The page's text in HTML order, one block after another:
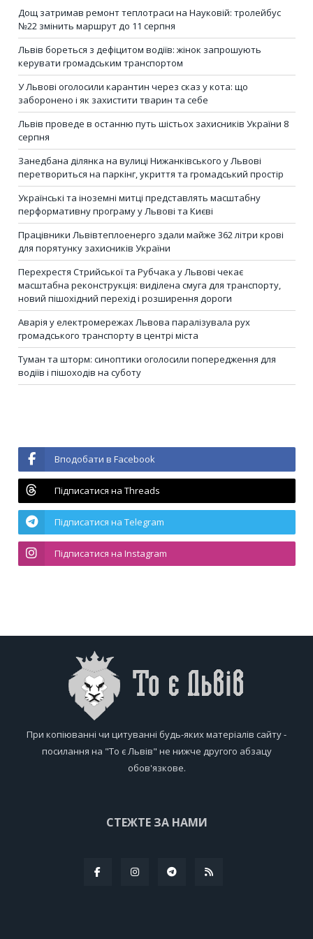
Дощ затримав ремонт теплотраси на Науковій: тролейбус
№22 змінить маршрут до 11 серпня
Львів бореться з дефіцитом водіїв: жінок запрошують
керувати громадським транспортом
У Львові оголосили карантин через сказ у кота: що
заборонено і як захистити тварин та себе
Львів проведе в останню путь шістьох захисників України 8
серпня
Занедбана ділянка на вулиці Нижанківського у Львові
перетвориться на паркінг, укриття та громадський простір
Українські та іноземні митці представлять масштабну
перформативну програму у Львові та Києві
Працівники Львівтеплоенерго здали майже 362 літри крові
для порятунку захисників України
Перехрестя Стрийської та Рубчака у Львові чекає
масштабна реконструкція: виділена смуга для транспорту,
новий пішохідний перехід і розширення дороги
Аварія у електромережах Львова паралізувала рух
громадського транспорту в центрі міста
Туман та шторм: синоптики оголосили попередження для
водіїв і пішоходів на суботу
Вподобати в Facebook
Підписатися на Threads
Підписатися на Telegram
Підписатися на Instagram
При копіюванні чи цитуванні будь-яких матеріалів сайту -
посилання на "То є Львів" не нижче другого абзацу
обов'язкове.
СТЕЖТЕ ЗА НАМИ